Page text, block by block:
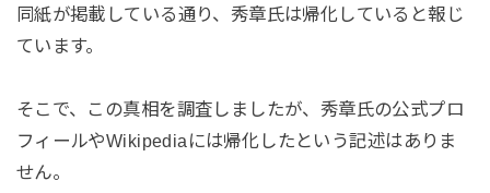
同紙が掲載している通り、秀章氏は帰化していると報じ
ています。
そこで、この真相を調査しましたが、秀章氏の公式プロ
フィールやWikipediaには帰化したという記述はありま
せん。